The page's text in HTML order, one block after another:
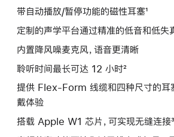
带自动播放/暂停功能的磁性耳塞¹
定制的声学平台通过精准的低音和低失
内置降风噪麦克风，语音更清晰
聆听时间最长可达 12 小时²
提供 Flex-Form 线缆和四种尺寸的耳
戴体验
搭载 Apple W1 芯片，可实现无缝连接³